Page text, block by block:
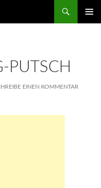
PUTSCH
EINEN KOMMENTAR